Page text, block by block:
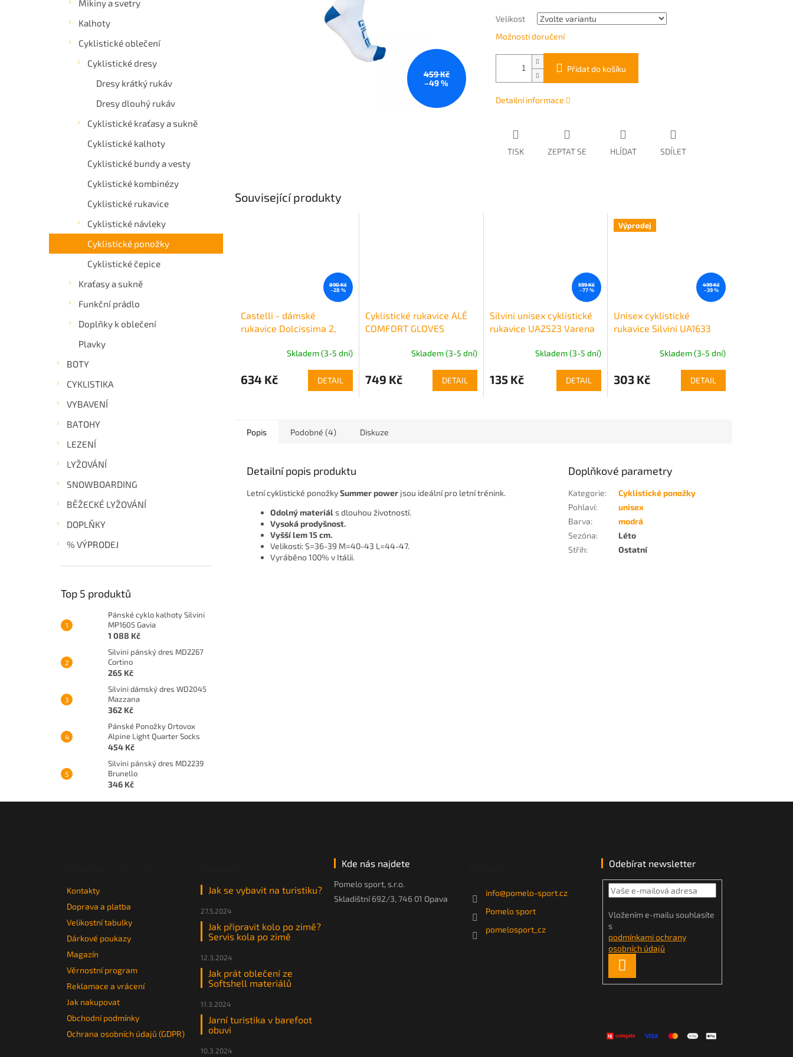
Mikiny a svetry
Kalhoty
Cyklistické oblečení
Cyklistické dresy
Dresy krátký rukáv
Dresy dlouhý rukáv
Cyklistické kraťasy a sukně
Cyklistické kalhoty
Cyklistické bundy a vesty
Cyklistické kombinézy
Cyklistické rukavice
Cyklistické návleky
Cyklistické ponožky
Cyklistické čepice
Kraťasy a sukně
Funkční prádlo
Doplňky k oblečení
Plavky
BOTY
CYKLISTIKA
VYBAVENÍ
BATOHY
LEZENÍ
LYŽOVÁNÍ
SNOWBOARDING
BĚŽECKÉ LYŽOVÁNÍ
DOPLŇKY
% VÝPRODEJ
Top 5 produktů
Pánské cyklo kalhoty Silvini
MP1605 Gavia
1 088 Kč
Silvini pánský dres MD2267
Cortino
265 Kč
Silvini dámský dres WD2045
Mazzana
362 Kč
Pánské Ponožky Ortovox
Alpine Light Quarter Socks
454 Kč
Silvini pánský dres MD2239
Brunello
346 Kč
459 Kč
–49 %
Velikost
Možnosti doručení
Přidat do košíku
Detailní informace
TISK ZEPTAT SE HLÍDAT SDÍLET
Související produkty
890 Kč
–28 %
Castelli - dámské
rukavice Dolcissima 2,
Skladem (3-5 dní)
634 Kč DETAIL
Cyklistické rukavice ALÉ
COMFORT GLOVES
Skladem (3-5 dní)
749 Kč DETAIL
599 Kč
–77 %
Silvini unisex cyklistické
rukavice UA2523 Varena
Skladem (3-5 dní)
135 Kč DETAIL
Výprodej
499 Kč
–39 %
Unisex cyklistické
rukavice Silvini UA1633
Skladem (3-5 dní)
303 Kč DETAIL
Popis Podobné (4) Diskuze
Detailní popis produktu
Letní cyklistické ponožkySummer power jsou ideální pro letní trénink.
Odolný materiáls dlouhou životností.
Vysoká prodyšnost.
Vyšší lem 15 cm.
Velikosti: S=36-39 M=40-43 L=44-47.
Vyráběno 100% v Itálii.
Doplňkové parametry
Kategorie:
Cyklistické ponožky
Pohlaví:
unisex
Barva:
modrá
Sezóna:
Léto
Střih: Ostatní
Kontakty
Doprava a platba
Velikostní tabulky
Dárkové poukazy
Magazín
Věrnostní program
Reklamace a vrácení
Jak nakupovat
Obchodní podmínky
Ochrana osobních údajů (GDPR)
Jak se vybavit na turistiku?
27.5.2024
Jak připravit kolo po zimě?
Servis kola po zimě
12.3.2024
Jak prát oblečení ze
Softshell materiálů
11.3.2024
Jarní turistika v barefoot
obuvi
10.3.2024
Kde nás najdete
Pomelo sport, s.r.o.
Skladištní 692/3, 746 01 Opava
info@pomelo-sport.cz
Pomelo sport
pomelosport_cz
Odebírat newsletter
Vložením e-mailu souhlasíte
s
podmínkami ochrany
osobních údajů
SE